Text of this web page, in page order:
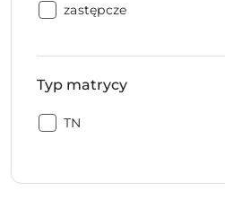
Stan
zastępcze
Typ matrycy
Typ
TN